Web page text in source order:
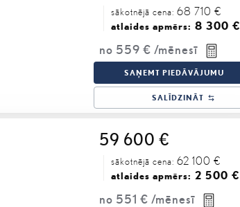
sākotnējā cena: 68 710 €
atlaides apmērs: 8 300 €
no 559 € /mēnesī
SAŅEMT PIEDĀVĀJUMU
SALĪDZINĀT
59 600 €
sākotnējā cena: 62 100 €
atlaides apmērs: 2 500 €
no 551 € /mēnesī